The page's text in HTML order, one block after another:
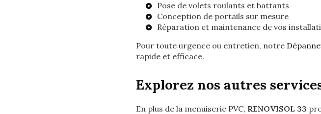
Pose de volets roulants et battants
Conception de portails sur mesure
Réparation et maintenance de vos
Pour toute urgence ou entretien, notre
rapide et efficace.
Explorez nos autres
En plus de la menuiserie PVC, RENOVISOL 33